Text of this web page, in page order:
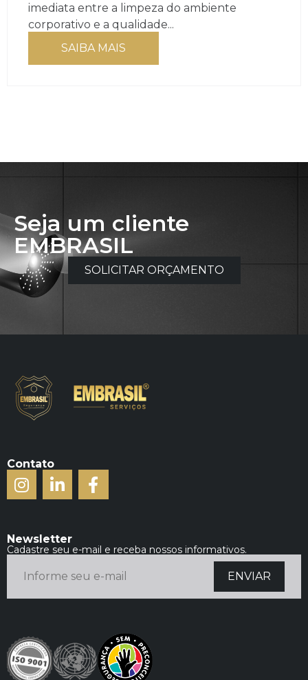
imediata entre a limpeza do ambiente
corporativo e a qualidade...
SAIBA MAIS
Seja um cliente
EMBRASIL
SOLICITAR ORÇAMENTO
Contato
Newsletter
Cadastre seu e-mail e receba nossos informativos.